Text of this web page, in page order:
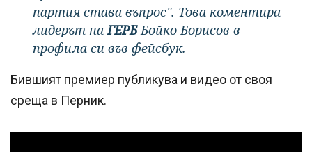
партия става въпрос". Това коментира
лидерът наГЕРББойко Борисов в
профила си във фейсбук.
Бившият премиер публикува и видео от своя
среща в Перник.